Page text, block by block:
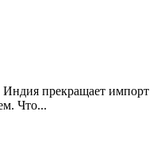
Индия прекращает импорт
Что...